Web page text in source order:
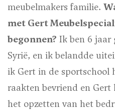
meubelmakers familie.
met Gert
begonnen? Ik ben 6 jaar
Syrië, en ik belandde
ik Gert in de sportschool
raakten bevriend en
het opzetten van het